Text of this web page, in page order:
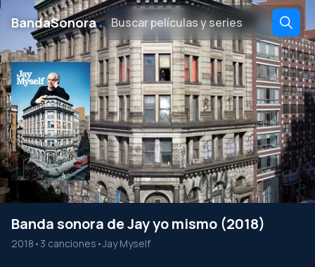
BandaSonora․
Banda sonora de Jay yo mismo (2018)
2018 • 3 canciones •Jay Myself